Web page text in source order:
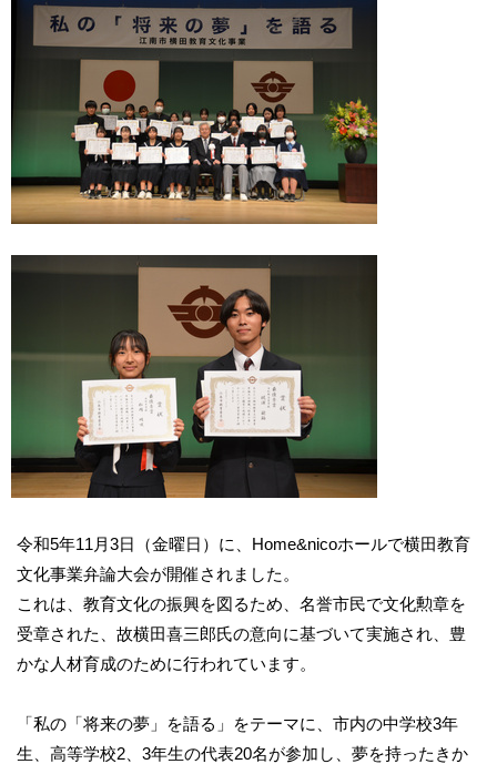
令和5年11月3日（金曜日）に、Home&nicoホールで横田教育
文化事業弁論大会が開催されました。
これは、教育文化の振興を図るため、名誉市民で文化勲章を
受章された、故横田喜三郎氏の意向に基づいて実施され、豊
かな人材育成のために行われています。
「私の「将来の夢」を語る」をテーマに、市内の中学校3年
生、高等学校2、3年生の代表20名が参加し、夢を持ったきか